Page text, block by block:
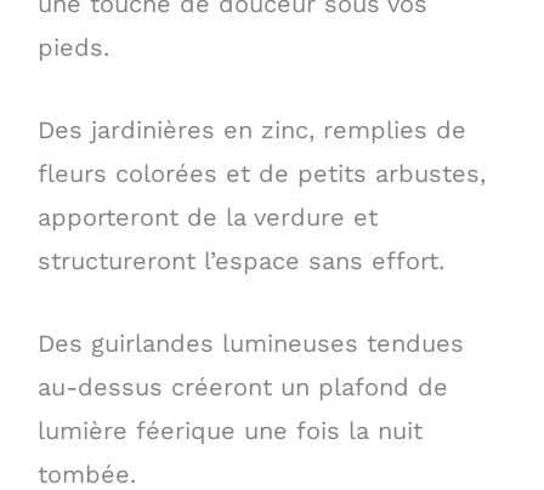
pieds.
Des jardinières en zinc, remplies de
fleurs colorées et de petits arbustes,
apporteront de la verdure et
structureront l’espace sans effort.
Des guirlandes lumineuses tendues
au-dessus créeront un plafond de
lumière féerique une fois la nuit
tombée.